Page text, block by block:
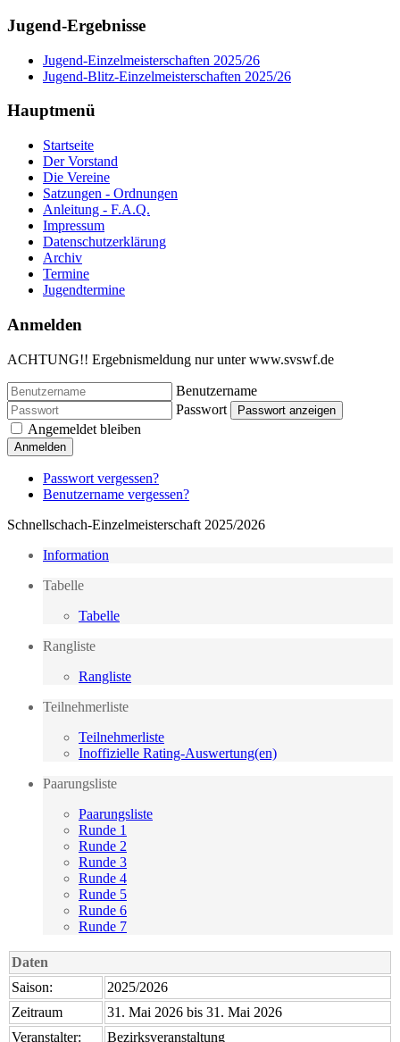
Jugend-Ergebnisse
Jugend-Einzelmeisterschaften 2025/26
Jugend-Blitz-Einzelmeisterschaften 2025/26
Hauptmenü
Startseite
Der Vorstand
Die Vereine
Satzungen - Ordnungen
Anleitung - F.A.Q.
Impressum
Datenschutzerklärung
Archiv
Termine
Jugendtermine
Anmelden
ACHTUNG!! Ergebnismeldung nur unter www.svswf.de
Benutzername
Passwort
Passwort anzeigen
Angemeldet bleiben
Anmelden
Passwort vergessen?
Benutzername vergessen?
Schnellschach-Einzelmeisterschaft 2025/2026
Information
Tabelle
Tabelle
Rangliste
Rangliste
Teilnehmerliste
Teilnehmerliste
Inoffizielle Rating-Auswertung(en)
Paarungsliste
Paarungsliste
Runde 1
Runde 2
Runde 3
Runde 4
Runde 5
Runde 6
Runde 7
Daten
Saison:
2025/2026
Zeitraum
31. Mai 2026 bis 31. Mai 2026
Veranstalter:
Bezirksveranstaltung